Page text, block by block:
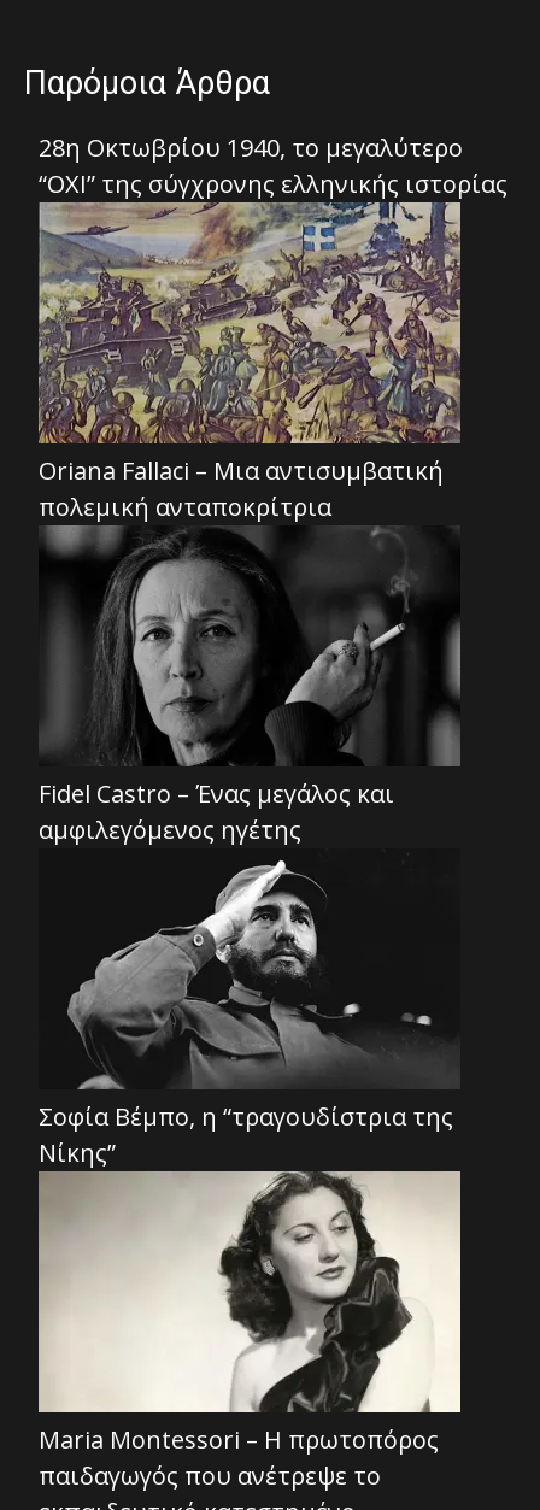
Παρόμοια Άρθρα
28η Οκτωβρίου 1940, το μεγαλύτερο
“ΟΧΙ” της σύγχρονης ελληνικής ιστορίας
Oriana Fallaci – Μια αντισυμβατική
πολεμική ανταποκρίτρια
Fidel Castro – Ένας μεγάλος και
αμφιλεγόμενος ηγέτης
Σοφία Βέμπο, η “τραγουδίστρια της
Νίκης”
Maria Montessori – Η πρωτοπόρος
παιδαγωγός που ανέτρεψε το